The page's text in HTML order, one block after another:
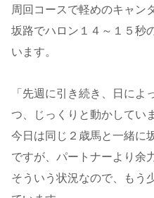
周回コースで軽めのキャン
坂路でハロン１４～１５秒
います。
「先週に引き続き、日に
つ、じっくりと動かしてい
今日は同じ２歳馬と一緒に
ですが、パートナーより余
そういう状況なので、もう